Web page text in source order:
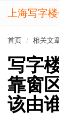
上海写字
首页 相关文
写字
靠窗
该由